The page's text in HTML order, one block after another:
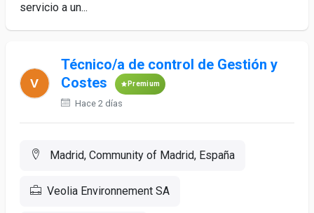
servicio a un...
Técnico/a de control de Gestión y
Costes
Premium
Hace 2 días
Madrid, Community of Madrid, España
Veolia Environnement SA